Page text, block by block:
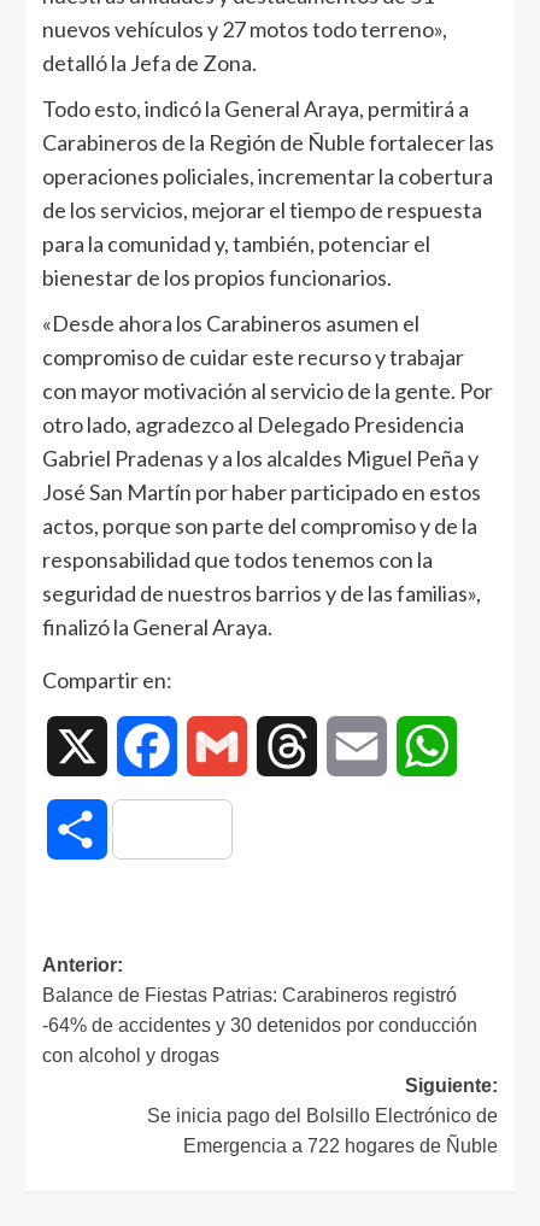
nuevos vehículos y 27 motos todo terreno»,
detalló la Jefa de Zona.
Todo esto, indicó la General Araya, permitirá a
Carabineros de la Región de Ñuble fortalecer las
operaciones policiales, incrementar la cobertura
de los servicios, mejorar el tiempo de respuesta
para la comunidad y, también, potenciar el
bienestar de los propios funcionarios.
«Desde ahora los Carabineros asumen el
compromiso de cuidar este recurso y trabajar
con mayor motivación al servicio de la gente. Por
otro lado, agradezco al Delegado Presidencia
Gabriel Pradenas y a los alcaldes Miguel Peña y
José San Martín por haber participado en estos
actos, porque son parte del compromiso y de la
responsabilidad que todos tenemos con la
seguridad de nuestros barrios y de las familias»,
finalizó la General Araya.
Compartir en:
Facebook Gmail Threads Email
Compartir
Anterior:
Balance de Fiestas Patrias: Carabineros registró
-64% de accidentes y 30 detenidos por conducción
con alcohol y drogas
Siguiente:
Se inicia pago del Bolsillo Electrónico de
Emergencia a 722 hogares de Ñuble